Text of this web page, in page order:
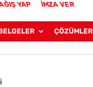
YAP İMZA VER
ÇÖZÜMLER